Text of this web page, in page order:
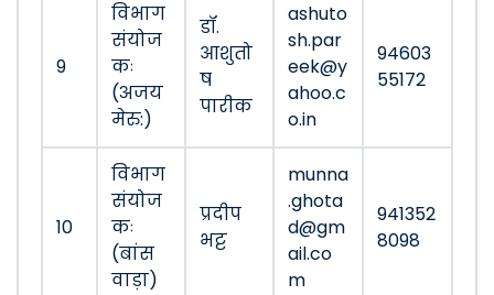
9
विभाग
संयोज
कः
(अजय
मेरु:)
डॉ.
आशुतो
ष
पारीक
ashuto
sh.par
eek@y
ahoo.c
o.in
94603
55172
10
विभाग
संयोज
कः
(बांस
वाड़ा)
प्रदीप
भट्ट
munna
.ghota
d@gm
ail.co
m
941352
8098